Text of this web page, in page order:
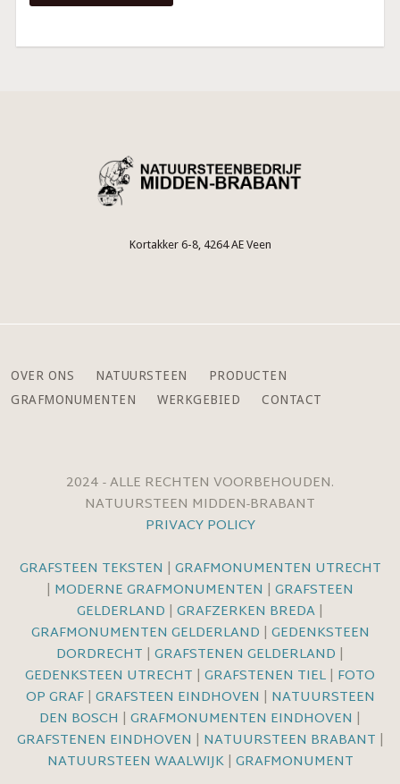
Kortakker 6-8, 4264 AE Veen
OVER ONS NATUURSTEEN
PRODUCTEN
GRAFMONUMENTEN
WERKGEBIED CONTACT
2024 - ALLE RECHTEN VOORBEHOUDEN.
NATUURSTEEN MIDDEN-BRABANT
PRIVACY POLICY
GRAFSTEEN TEKSTEN | GRAFMONUMENTEN UTRECHT
| MODERNE GRAFMONUMENTEN | GRAFSTEEN
GELDERLAND | GRAFZERKEN BREDA|
GRAFMONUMENTEN GELDERLAND | GEDENKSTEEN
DORDRECHT | GRAFSTENEN GELDERLAND |
GEDENKSTEEN UTRECHT | GRAFSTENEN TIEL| FOTO
OP GRAF| GRAFSTEEN EINDHOVEN | NATUURSTEEN
DEN BOSCH | GRAFMONUMENTEN EINDHOVEN |
GRAFSTENEN EINDHOVEN | NATUURSTEEN BRABANT |
NATUURSTEEN WAALWIJK| GRAFMONUMENT